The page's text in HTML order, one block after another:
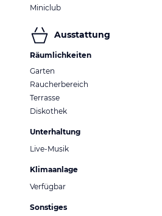
Miniclub
Ausstattung
Räumlichkeiten
Garten
Raucherbereich
Terrasse
Diskothek
Unterhaltung
Live-Musik
Klimaanlage
Verfügbar
Sonstiges